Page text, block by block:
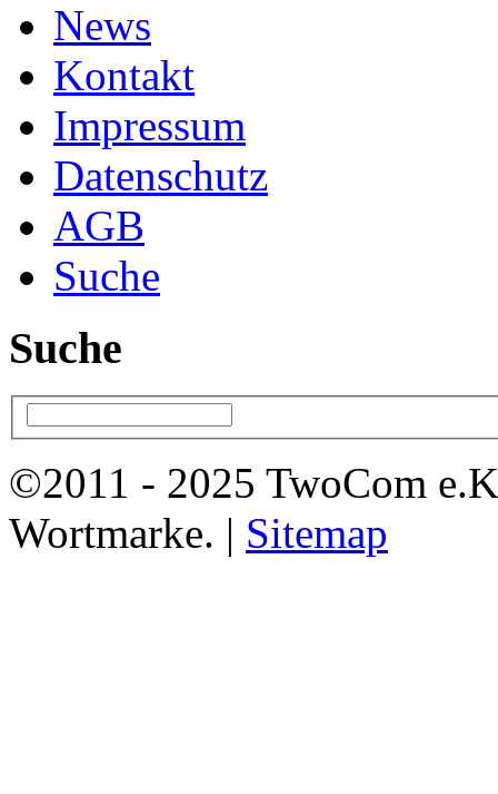
News
Kontakt
Impressum
Datenschutz
AGB
Suche
Suche
©2011 - 2025 TwoCom
Wortmarke. | Sitemap